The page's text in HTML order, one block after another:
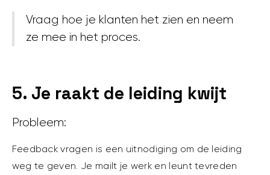
Vraag hoe je klanten het zien en neem
ze mee in het proces.
5. Je raakt de leiding kwijt
Probleem:
Feedback vragen is een uitnodiging om de leiding
weg te geven. Je mailt je werk en leunt tevreden